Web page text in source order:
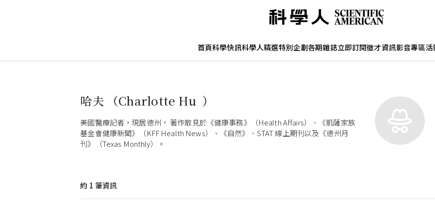
首頁科學快訊科學人精選特別企劃各期雜誌立即訂閱徵才資訊影音專區活
哈夫 （Charlotte Hu ）
美國醫療記者，現居德州， 著作散見於《健康事務》（Health Affairs）、《凱薩家族
基金會健康新聞》（KFF Health News）、《自然》、STAT 線上期刊以及《德州月
刊》（Texas Monthly）。
約 1 筆資訊